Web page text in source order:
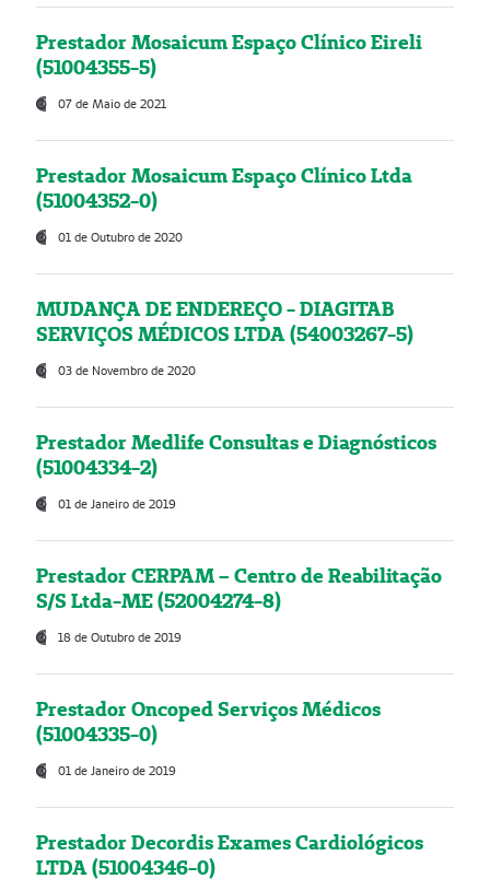
Prestador Mosaicum Espaço Clínico Eireli
(51004355-5)
07 de Maio de 2021
Prestador Mosaicum Espaço Clínico Ltda
(51004352-0)
01 de Outubro de 2020
MUDANÇA DE ENDEREÇO - DIAGITAB
SERVIÇOS MÉDICOS LTDA (54003267-5)
03 de Novembro de 2020
Prestador Medlife Consultas e Diagnósticos
(51004334-2)
01 de Janeiro de 2019
Prestador CERPAM – Centro de Reabilitação
S/S Ltda-ME (52004274-8)
18 de Outubro de 2019
Prestador Oncoped Serviços Médicos
(51004335-0)
01 de Janeiro de 2019
Prestador Decordis Exames Cardiológicos
LTDA (51004346-0)